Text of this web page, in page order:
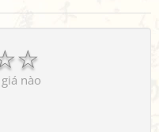
☆
nào